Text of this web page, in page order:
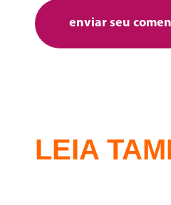
LEIA